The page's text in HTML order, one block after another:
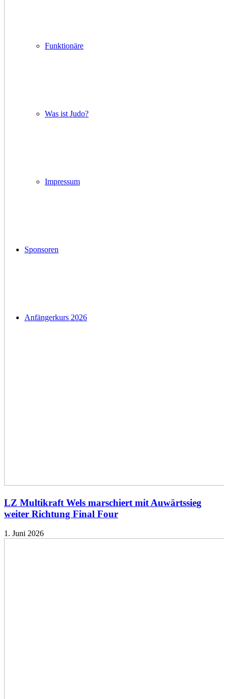
Funktionäre
Was ist Judo?
Impressum
Sponsoren
Anfängerkurs 2026
LZ Multikraft Wels marschiert mit Auwärtssieg
weiter Richtung Final Four
1. Juni 2026